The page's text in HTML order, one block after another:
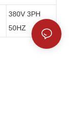
380V 3PH
50HZ